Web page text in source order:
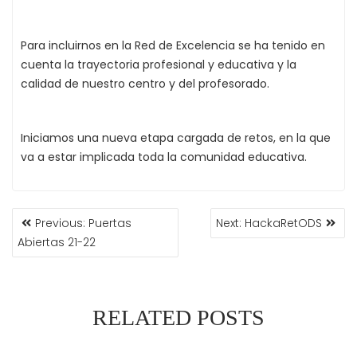
Para incluirnos en la Red de Excelencia se ha tenido en
cuenta la trayectoria profesional y educativa y la
calidad de nuestro centro y del profesorado.
Iniciamos una nueva etapa cargada de retos, en la que
va a estar implicada toda la comunidad educativa.
Previous: Puertas
Abiertas 21-22
Next: HackaRetODS
RELATED POSTS